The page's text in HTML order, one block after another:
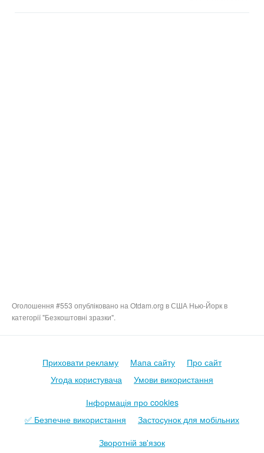
Оголошення #553 опубліковано на Otdam.org в США Нью-Йорк в
категорії "Безкоштовні зразки".
Приховати рекламу Мапа сайту
Про сайт
Угода користувача
Умови використання
Інформація про cookies
✅ Безпечне використання
Застосунок для мобільних
Зворотній зв'язок